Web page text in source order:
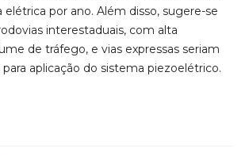
por ano. Além disso, sugere-se
interestaduais, com alta
de tráfego, e vias expressas seriam
aplicação do sistema piezoelétrico.